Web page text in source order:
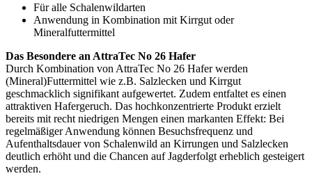
Für alle Schalenwildarten
Anwendung in Kombination mit Kirrgut oder
Mineralfuttermittel
Das Besondere an AttraTec No 26 Hafer
Durch Kombination von AttraTec No 26 Hafer werden
(Mineral)Futtermittel wie z.B. Salzlecken und Kirrgut
geschmacklich signifikant aufgewertet. Zudem entfaltet es einen
attraktiven Hafergeruch. Das hochkonzentrierte Produkt erzielt
bereits mit recht niedrigen Mengen einen markanten Effekt: Bei
regelmäßiger Anwendung können Besuchsfrequenz und
Aufenthaltsdauer von Schalenwild an Kirrungen und Salzlecken
deutlich erhöht und die Chancen auf Jagderfolgt erheblich gesteigert
werden.